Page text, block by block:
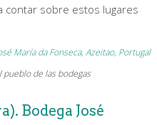
contar sobre estos lugares
pueblo de las bodegas
Bodega José